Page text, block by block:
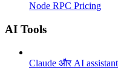
Node RPC Pricing
AI Tools
Claude और AI